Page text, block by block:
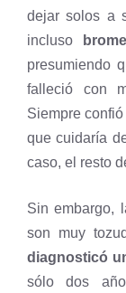
dejar solos a
incluso
presumiendo
falleció con
Siempre
que cuidaría
caso, el resto
Sin embargo,
son muy
diagnosticó
sólo dos